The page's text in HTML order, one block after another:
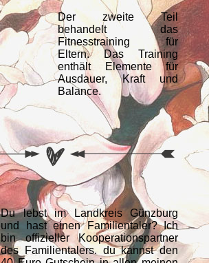
Der zweite Teil
behandelt das
Fitnesstraining für
Eltern. Das Training
enthält Elemente für
Ausdauer, Kraft und
Balance.
Du lebst im Landkreis Günzburg
und hast einen Familientaler? Ich
bin offizieller Kooperationspartner
des Familientalers. du kannst den